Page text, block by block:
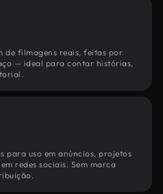
de filmagens reais, feitas por
— ideal para contar histórias,
para uso em anúncios, projetos
redes sociais. Sem marca